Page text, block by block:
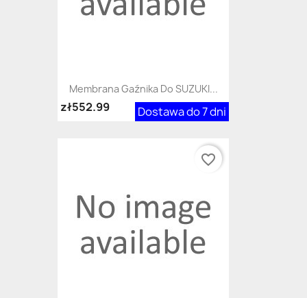
Membrana Gaźnika Do SUZUKI...
Dostawa do 7 dni
zł552.99
favorite_border